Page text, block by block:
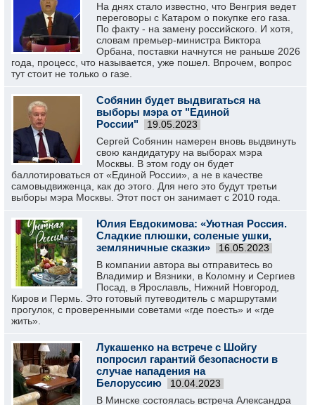
На днях стало известно, что Венгрия ведет
переговоры с Катаром о покупке его газа.
По факту - на замену российского. И хотя,
словам премьер-министра Виктора
Орбана, поставки начнутся не раньше 2026
года, процесс, что называется, уже пошел. Впрочем, вопрос
тут стоит не только о газе.
Собянин будет выдвигаться на
выборы мэра от "Единой
России"
19.05.2023
Сергей Собянин намерен вновь выдвинуть
свою кандидатуру на выборах мэра
Москвы. В этом году он будет
баллотироваться от «Единой России», а не в качестве
самовыдвиженца, как до этого. Для него это будут третьи
выборы мэра Москвы. Этот пост он занимает с 2010 года.
Юлия Евдокимова: «Уютная Россия.
Сладкие плюшки, соленые ушки,
земляничные сказки»
16.05.2023
В компании автора вы отправитесь во
Владимир и Вязники, в Коломну и Сергиев
Посад, в Ярославль, Нижний Новгород,
Киров и Пермь. Это готовый путеводитель с маршрутами
прогулок, с проверенными советами «где поесть» и «где
жить».
Лукашенко на встрече с Шойгу
попросил гарантий безопасности в
случае нападения на
Белоруссию
10.04.2023
В Минске состоялась встреча Александра